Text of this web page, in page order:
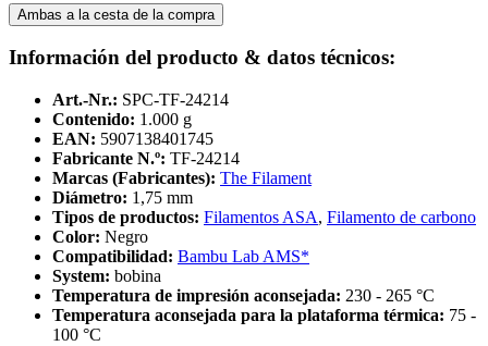
Ambas a la cesta de la compra
Información del producto & datos técnicos:
Art.-Nr.: SPC-TF-24214
Contenido: 1.000 g
EAN: 5907138401745
Fabricante N.º: TF-24214
Marcas (Fabricantes): The Filament
Diámetro: 1,75 mm
Tipos de productos: Filamentos ASA, Filamento de carbono
Color: Negro
Compatibilidad: Bambu Lab AMS*
System: bobina
Temperatura de impresión aconsejada: 230 - 265 °C
Temperatura aconsejada para la plataforma térmica: 75 -
100 °C